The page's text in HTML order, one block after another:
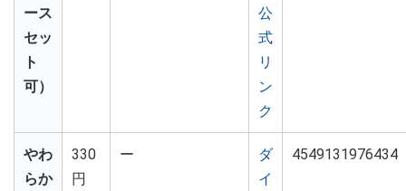
ース
セッ
ト
可）
公
式
リ
ン
ク
やわ
らか
330
円
ー
ダ
イ
4549131976434